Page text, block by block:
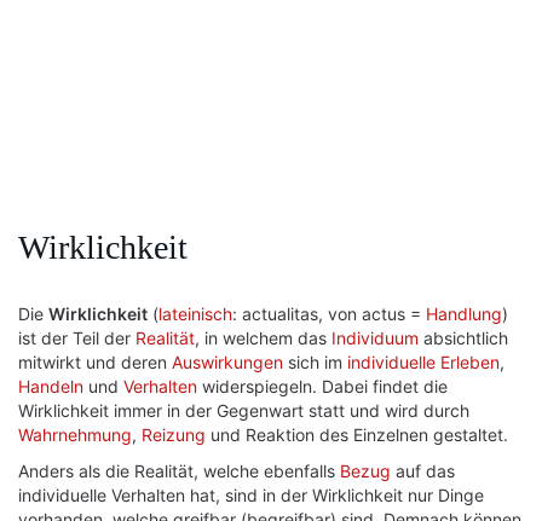
Wirklichkeit
Die Wirklichkeit (lateinisch: actualitas, von actus = Handlung)
ist der Teil der Realität, in welchem das Individuum absichtlich
mitwirkt und deren Auswirkungen sich im individuelle Erleben,
Handeln und Verhalten widerspiegeln. Dabei findet die
Wirklichkeit immer in der Gegenwart statt und wird durch
Wahrnehmung, Reizung und Reaktion des Einzelnen gestaltet.
Anders als die Realität, welche ebenfalls Bezug auf das
individuelle Verhalten hat, sind in der Wirklichkeit nur Dinge